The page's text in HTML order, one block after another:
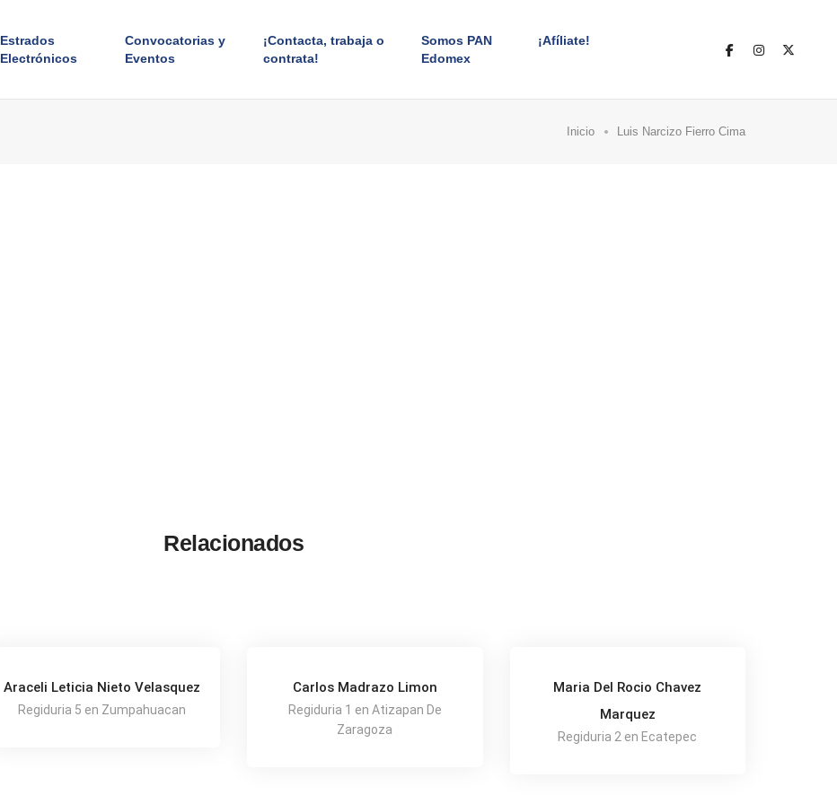
Estrados
Electrónicos
Convocatorias y
Eventos
¡Contacta, trabaja o
contrata!
Somos PAN
Edomex
¡Afíliate!
Inicio Luis Narcizo Fierro Cima
Relacionados
Araceli Leticia Nieto Velasquez
Regiduria 5 en Zumpahuacan
Carlos Madrazo Limon
Regiduria 1 en Atizapan De
Zaragoza
Maria Del Rocio Chavez
Marquez
Regiduria 2 en Ecatepec